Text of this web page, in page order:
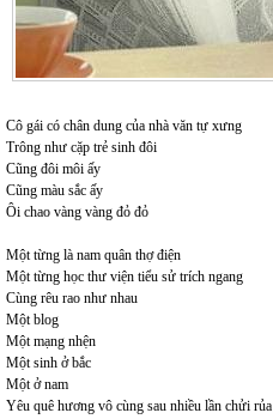
Cô gái có chân dung của nhà văn tự xưng
Trông như cặp trẻ sinh đôi
Cũng đôi môi ấy
Cũng màu sắc ấy
Ôi chao vàng vàng đỏ đỏ
Một từng là nam quân thợ điện
Một từng học thư viện tiểu sử trích ngang
Cùng rêu rao như nhau
Một blog
Một mạng nhện
Một sinh ở bắc
Một ở nam
Yêu quê hương vô cùng sau nhiều lần chửi rủa